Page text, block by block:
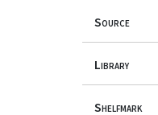
Source
Library
Shelfmark